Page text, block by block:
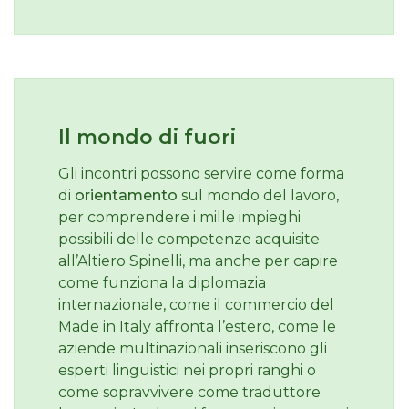
Il mondo di fuori
Gli incontri possono servire come forma
di orientamento sul mondo del lavoro,
per comprendere i mille impieghi
possibili delle competenze acquisite
all’Altiero Spinelli, ma anche per capire
come funziona la diplomazia
internazionale, come il commercio del
Made in Italy affronta l’estero, come le
aziende multinazionali inseriscono gli
esperti linguistici nei propri ranghi o
come sopravvivere come traduttore